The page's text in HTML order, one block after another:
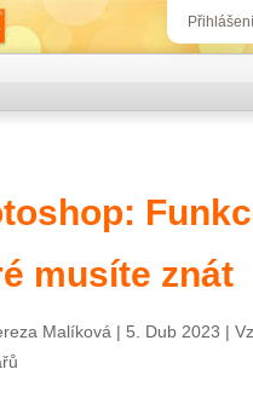
Přihlášení
Kurzy účetnictví
Kurzy personalistiky
Kurzy marketingu
musíte znát
Malíková | 5. Dub 2023 |